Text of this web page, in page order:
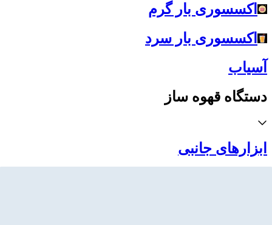
اکسسوری بار گرم
اکسسوری بار سرد
آسیاب
دستگاه قهوه ساز
ابزارهای جانبی